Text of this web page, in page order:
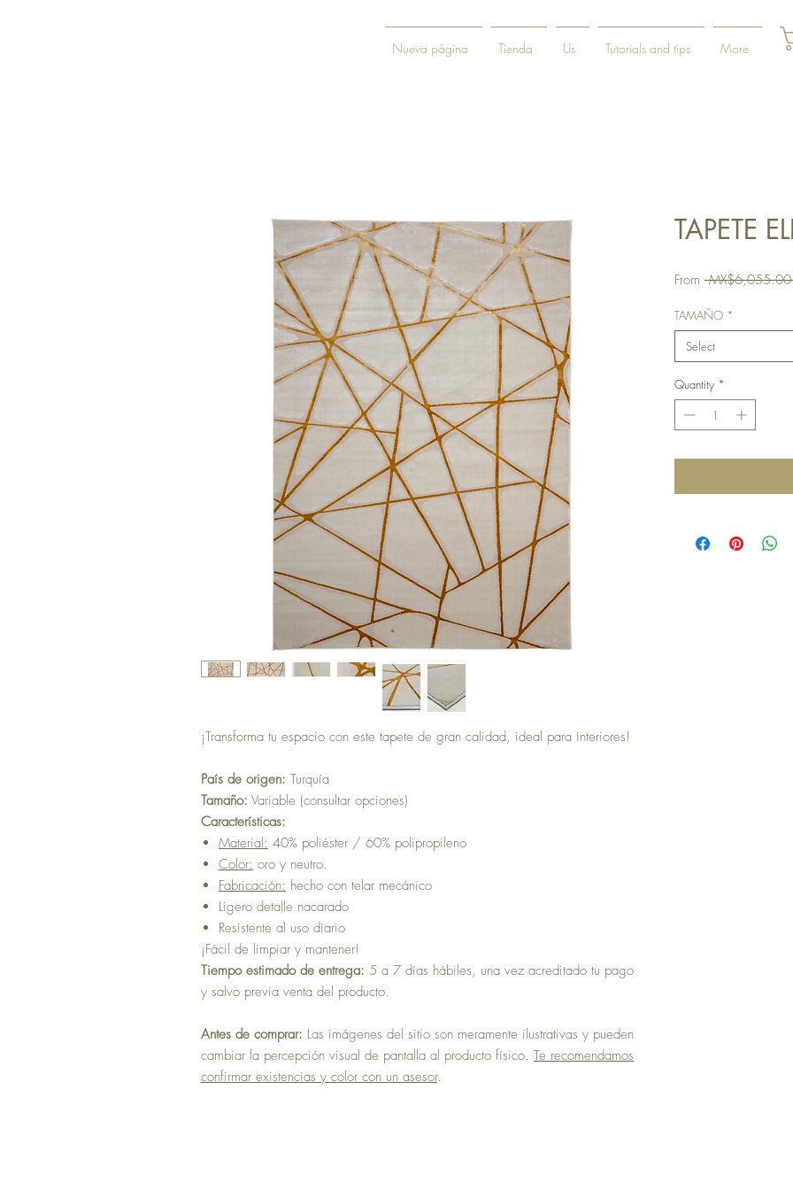
Nueva página Tienda Us Tutorials and tips More
¡Transforma tu espacio con este tapete de gran calidad, ideal para interiores!
País de origen: Turquía
Tamaño: Variable (consultar opciones)
Características:
Material: 40% poliéster / 60% polipropileno
Color: oro y neutro.
Fabricación: hecho con telar mecánico
Ligero detalle nacarado
Resistente al uso diario
¡Fácil de limpiar y mantener!
Tiempo estimado de entrega: 5 a 7 días hábiles, una vez acreditado tu pago
y salvo previa venta del producto.
Antes de comprar: Las imágenes del sitio son meramente ilustrativas y pueden
cambiar la percepción visual de pantalla al producto físico. Te recomendamos
confirmar existencias y color con un asesor.
TAPETE
From
TAMAÑO *
Select
Quantity *